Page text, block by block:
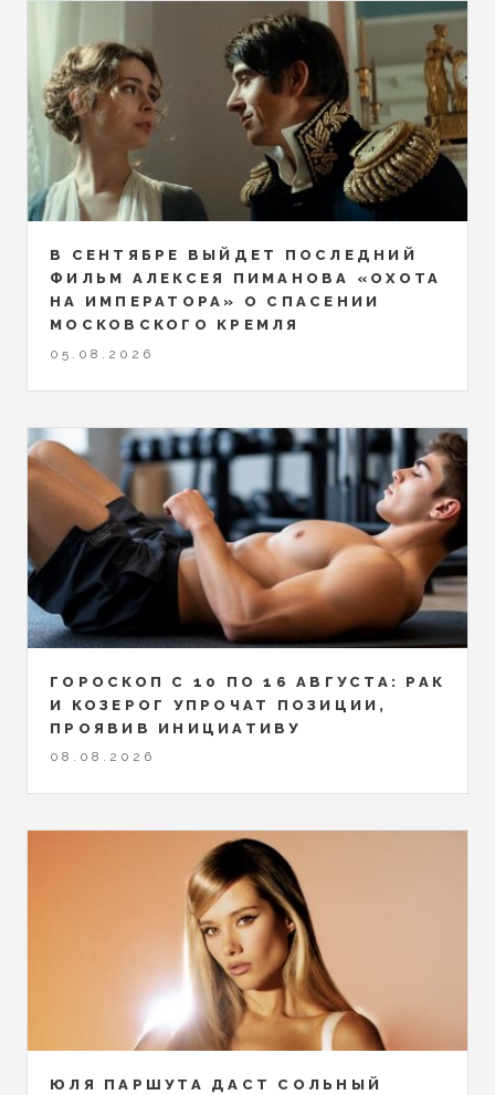
В СЕНТЯБРЕ ВЫЙДЕТ ПОСЛЕДНИЙ
ФИЛЬМ АЛЕКСЕЯ ПИМАНОВА «ОХОТА
НА ИМПЕРАТОРА» О СПАСЕНИИ
МОСКОВСКОГО КРЕМЛЯ
05.08.2026
ГОРОСКОП С 10 ПО 16 АВГУСТА: РАК
И КОЗЕРОГ УПРОЧАТ ПОЗИЦИИ,
ПРОЯВИВ ИНИЦИАТИВУ
08.08.2026
ЮЛЯ ПАРШУТА ДАСТ СОЛЬНЫЙ